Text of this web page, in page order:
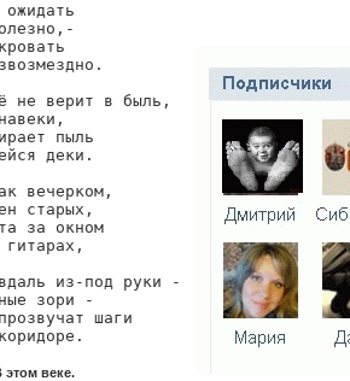
не верит в быль,
пыль
деки.
вечерком,
старых,
за окном
из-под руки -
зори -
шаги
веке.